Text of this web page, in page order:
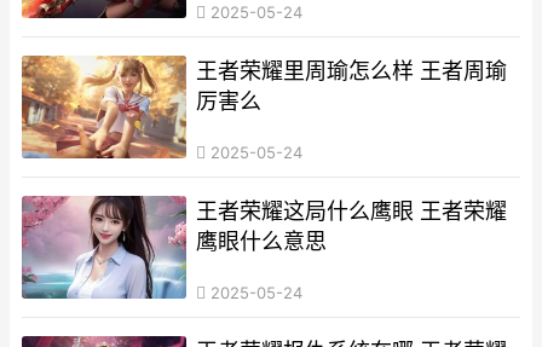
2025-05-24
王者荣耀里周瑜怎么样 王者周瑜
厉害么
2025-05-24
王者荣耀这局什么鹰眼 王者荣耀
鹰眼什么意思
2025-05-24